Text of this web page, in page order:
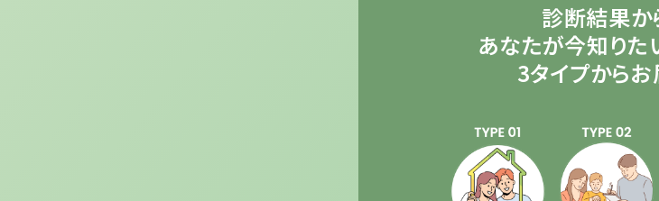
診断結果か
あなたが今知りた
3タイプから